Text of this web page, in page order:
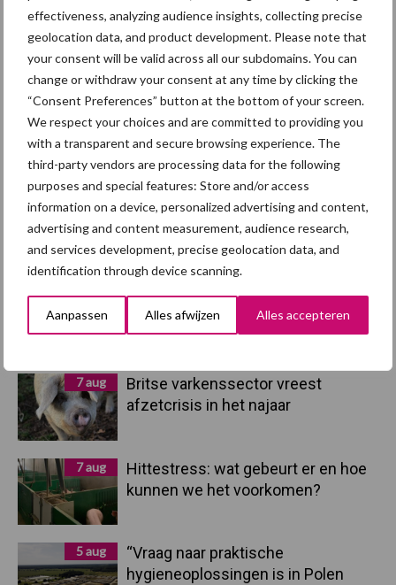
effectiveness, analyzing audience insights, collecting precise
geolocation data, and product development. Please note that
your consent will be valid across all our subdomains. You can
change or withdraw your consent at any time by clicking the
“Consent Preferences” button at the bottom of your screen.
We respect your choices and are committed to providing you
with a transparent and secure browsing experience. The
third-party vendors are processing data for the following
purposes and special features: Store and/or access
information on a device, personalized advertising and content,
advertising and content measurement, audience research,
and services development, precise geolocation data, and
identification through device scanning.
Aanpassen Alles afwijzen Alles accepteren
Primaire
Recent nieuws Partner nieuws
7 aug
Britse varkenssector vreest
afzetcrisis in het najaar
7 aug
Hittestress: wat gebeurt er en hoe
kunnen we het voorkomen?
5 aug
“Vraag naar praktische
hygieneoplossingen is in Polen
Maak uw keuze:
DierengezondheidHuisvesting
Toon meer